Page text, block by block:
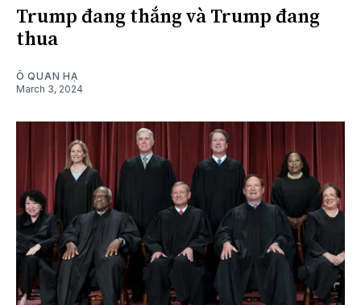
Trump đang thắng và Trump đang
thua
Ô QUAN HẠ
March 3, 2024